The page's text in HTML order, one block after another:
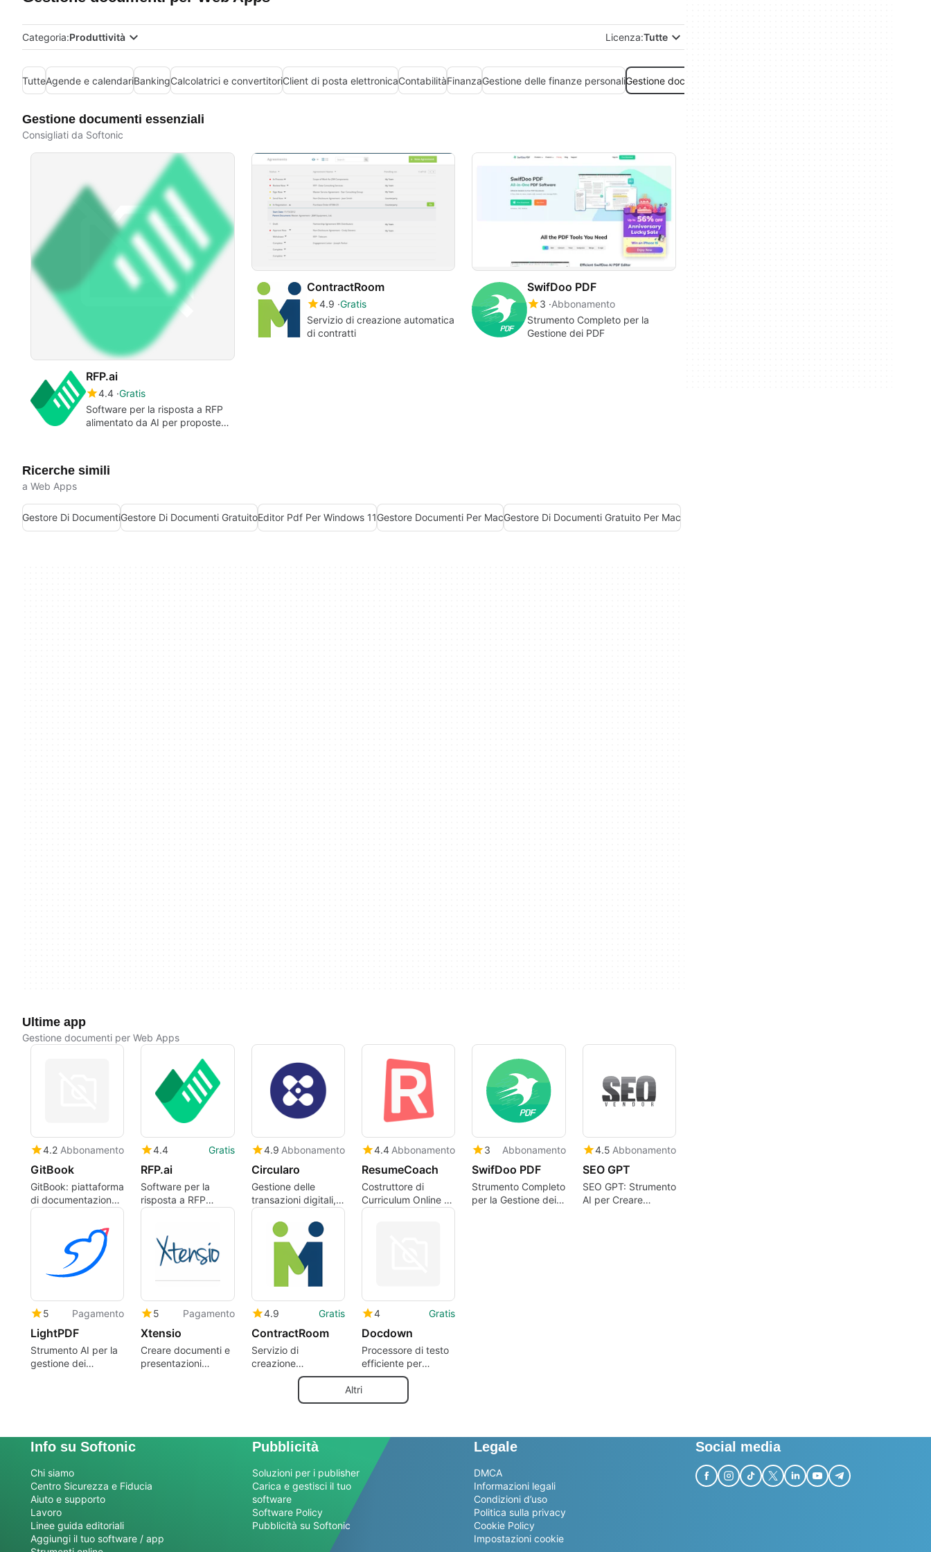
Categoria:Produttività Licenza:Tutte
TutteAgende e calendariBankingCalcolatrici e convertitoriClient di posta elettronicaContabilitàFinanzaGestione delle finanze personaliGestione documenti
Gestione documenti essenziali
Consigliati da Softonic
RFP.ai
4.4 Gratis
Software per la risposta a RFP
alimentato da AI per proposte
ContractRoom
4.9 Gratis
Servizio di creazione automatica
di contratti
SwifDoo PDF
3 Abbonamento
Strumento Completo per la
Gestione dei PDF
Ricerche simili
a Web Apps
Gestore Di DocumentiGestore Di Documenti GratuitoEditor Pdf Per Windows 11Gestore Documenti Per MacGestore Di Documenti Gratuito Per Mac
Ultime app
Gestione documenti per Web Apps
4.2 Abbonamento
GitBook
GitBook: piattaforma
di documentazione
nativa AI per team
4.4 Gratis
RFP.ai
Software per la
risposta a RFP
alimentato da AI per
e coerenti
4.9 Abbonamento
Circularo
Gestione delle
transazioni digitali,
firma elettronica e
automazione dei
workflow
4.4 Abbonamento
ResumeCoach
Costruttore di
Curriculum Online e
Modelli di CV
3 Abbonamento
SwifDoo PDF
Strumento Completo
per la Gestione dei
4.5 Abbonamento
SEO GPT
SEO GPT: Strumento
AI per Creare
5 Pagamento
LightPDF
Strumento AI per la
gestione dei
5 Pagamento
Xtensio
Creare documenti e
presentazioni
4.9 Gratis
ContractRoom
Servizio di
creazione
automatica di
4 Gratis
Docdown
Processore di testo
efficiente per
aggiornare i
contenuti del sito
web.
Altri
Info su Softonic
Chi siamo
Centro Sicurezza e Fiducia
Aiuto e supporto
Lavoro
Linee guida editoriali
Aggiungi il tuo software / app
Pubblicità
Soluzioni per i publisher
Carica e gestisci il tuo
software
Software Policy
Pubblicità su Softonic
Legale
DMCA
Informazioni legali
Condizioni d’uso
Politica sulla privacy
Cookie Policy
Impostazioni cookie
Social media